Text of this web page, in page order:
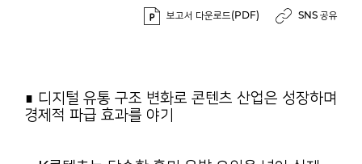
보고서 다운로드(PDF) SNS 공유
∎ 디지털 유통 구조 변화로 콘텐츠 산업은 성장하며
경제적 파급 효과를 야기